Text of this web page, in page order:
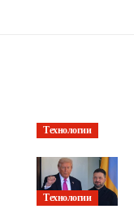
Технологии
Технологии